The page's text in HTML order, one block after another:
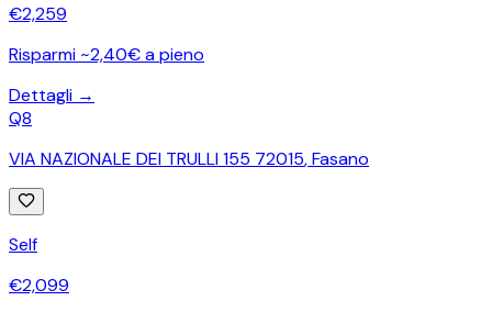
€2,259
Risparmi ~2,40€ a pieno
Dettagli →
Q8
VIA NAZIONALE DEI TRULLI 155 72015,Fasano
Self
€2,099